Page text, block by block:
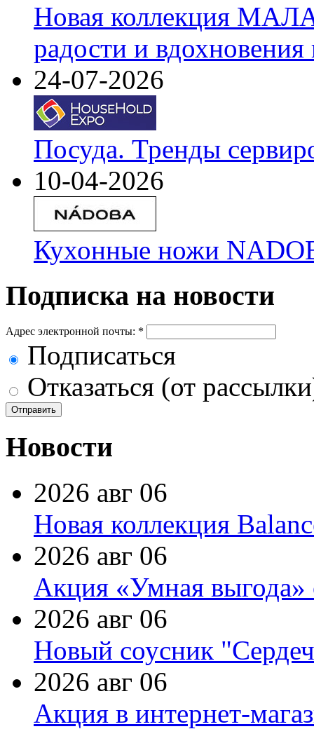
Новая коллекция
радости и
24-07-2026
Посуда. Тренды
10-04-2026
Кухонные ножи
Подписка на новости
Адрес электронной почты: *
Подписаться
Отказаться (от
Новости
2026 авг 06
Новая коллекция
2026 авг 06
Акция «Умная выгода»
2026 авг 06
Новый соусник
2026 авг 06
Акция в интернет-